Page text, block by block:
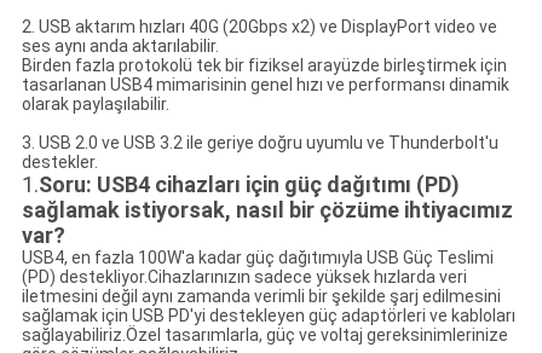
2. USB aktarım hızları 40G (20Gbps x2) ve DisplayPort video ve
ses aynı anda aktarılabilir.
Birden fazla protokolü tek bir fiziksel arayüzde birleştirmek için
tasarlanan USB4 mimarisinin genel hızı ve performansı dinamik
olarak paylaşılabilir.
3. USB 2.0 ve USB 3.2 ile geriye doğru uyumlu ve Thunderbolt'u
destekler.
1.Soru: USB4 cihazları için güç dağıtımı (PD)
sağlamak istiyorsak, nasıl bir çözüme ihtiyacımız
var?
USB4, en fazla 100W'a kadar güç dağıtımıyla USB Güç Teslimi
(PD) destekliyor.Cihazlarınızın sadece yüksek hızlarda veri
iletmesini değil aynı zamanda verimli bir şekilde şarj edilmesini
sağlamak için USB PD'yi destekleyen güç adaptörleri ve kabloları
sağlayabiliriz.Özel tasarımlarla, güç ve voltaj gereksinimlerinize